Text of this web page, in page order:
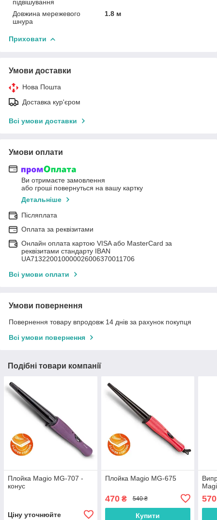
підвішування
Довжина мережевого
шнура
1.8 м
Приховати
Умови доставки
Нова Пошта
Доставка кур'єром
Всі умови доставки
Умови оплати
Ви отримаєте замовлення
або гроші повернуться на вашу картку
Детальніше
Післяплата
Оплата за реквізитами
Онлайн оплата картою VISA або MasterCard за
реквізитами стандарту IBAN
UA713220010000026006370011706
Всі умови оплати
Умови повернення
Повернення товару впродовж 14 днів за рахунок покупця
Всі умови повернення
Подібні товари компанії
Плойка Magio MG-707 -
конус
Ціну уточнюйте
Плойка Magio MG-675
470₴ 540 ₴
Купити
570